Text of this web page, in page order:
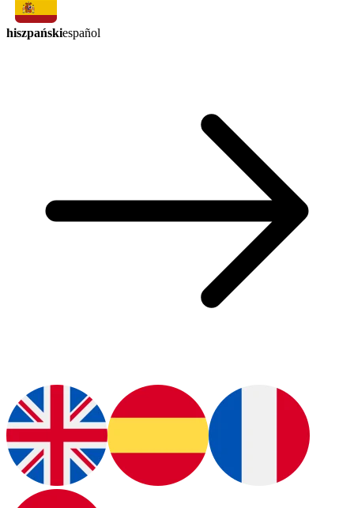
hiszpańskiespañol